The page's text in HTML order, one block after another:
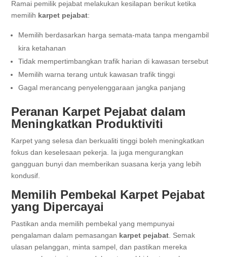
Ramai pemilik pejabat melakukan kesilapan berikut ketika
memilih karpet pejabat:
Memilih berdasarkan harga semata-mata tanpa mengambil
kira ketahanan
Tidak mempertimbangkan trafik harian di kawasan tersebut
Memilih warna terang untuk kawasan trafik tinggi
Gagal merancang penyelenggaraan jangka panjang
Peranan Karpet Pejabat dalam
Meningkatkan Produktiviti
Karpet yang selesa dan berkualiti tinggi boleh meningkatkan
fokus dan keselesaan pekerja. Ia juga mengurangkan
gangguan bunyi dan memberikan suasana kerja yang lebih
kondusif.
Memilih Pembekal Karpet Pejabat
yang Dipercayai
Pastikan anda memilih pembekal yang mempunyai
pengalaman dalam pemasangan karpet pejabat . Semak
ulasan pelanggan, minta sampel, dan pastikan mereka